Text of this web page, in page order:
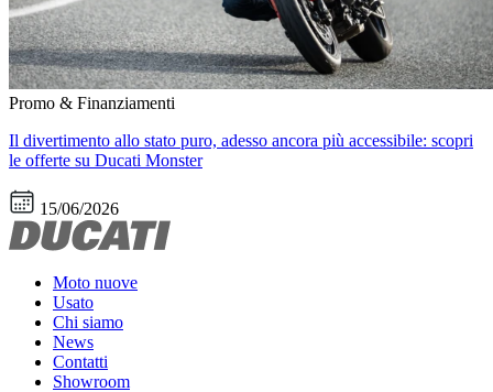
Promo & Finanziamenti
Il divertimento allo stato puro, adesso ancora più accessibile: scopri
le offerte su Ducati Monster
15/06/2026
Moto nuove
Usato
Chi siamo
News
Contatti
Showroom